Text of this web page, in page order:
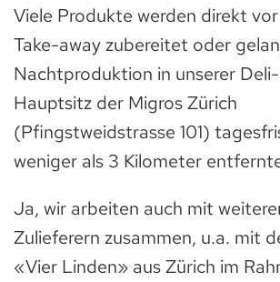
Viele Produkte werden direkt
Take-away zubereitet oder
Nachtproduktion in unserer
Hauptsitz der Migros Zürich
(Pfingstweidstrasse 101)
weniger als 3 Kilometer
Ja, wir arbeiten auch mit
Zulieferern zusammen, u.a. mit
«Vier Linden» aus Zürich im